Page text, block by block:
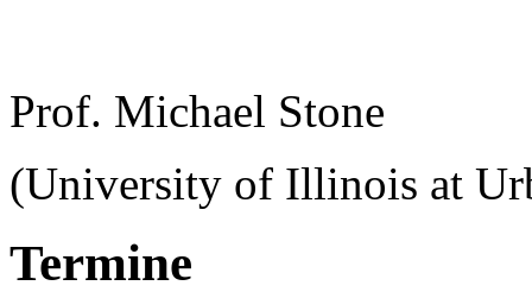
Prof. Michael Stone
(University of Illinois at
Termine